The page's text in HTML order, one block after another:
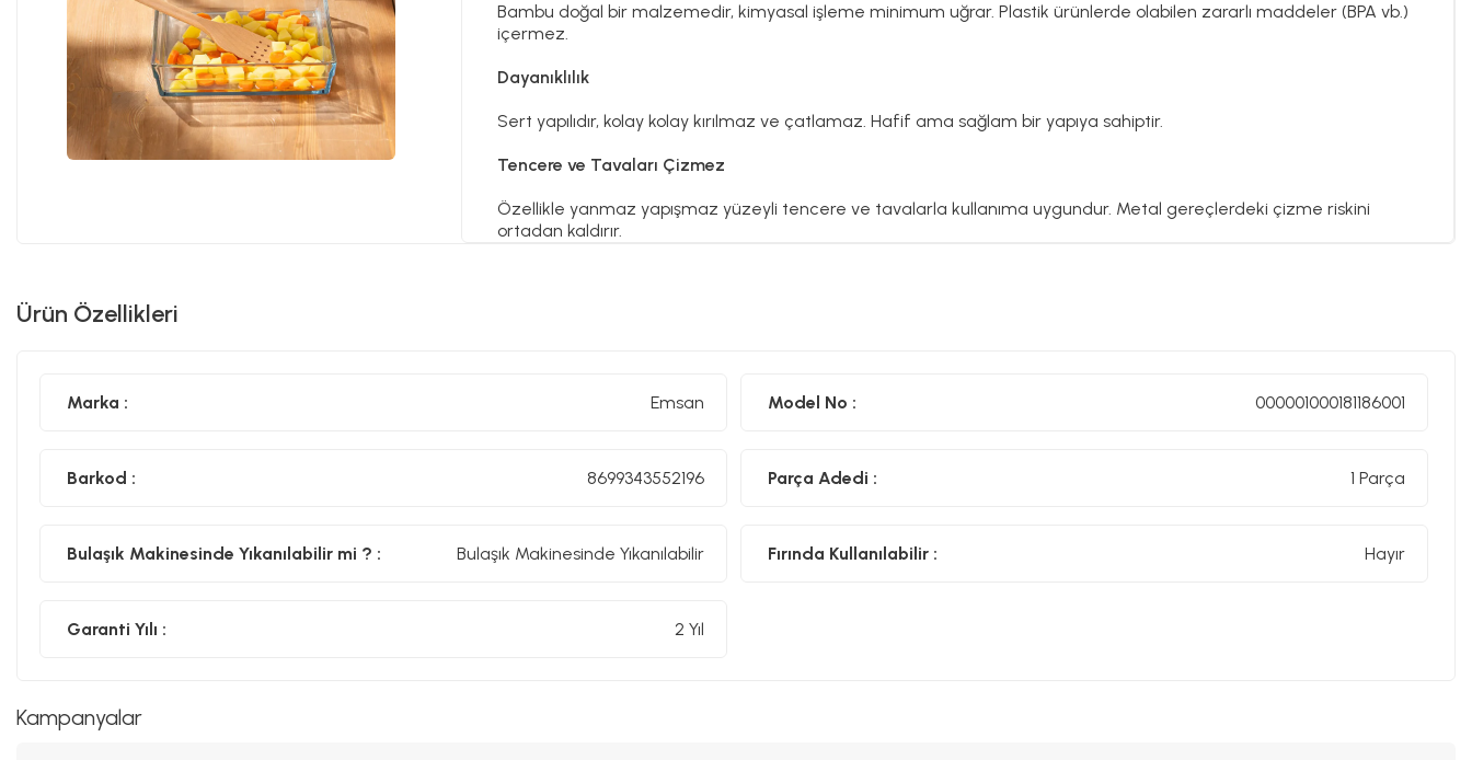
Bambu doğal bir malzemedir, kimyasal işleme minimum uğrar. Plastik ürünlerde olabilen zararlı maddeler (BPA vb.)
içermez.
Dayanıklılık
Sert yapılıdır, kolay kolay kırılmaz ve çatlamaz. Hafif ama sağlam bir yapıya sahiptir.
Tencere ve Tavaları Çizmez
Özellikle yanmaz yapışmaz yüzeyli tencere ve tavalarla kullanıma uygundur. Metal gereçlerdeki çizme riskini
ortadan kaldırır.
Doğal ahşap dokusu mutfakta dekoratif bir hava katar. Modern ve minimal mutfaklarda tercih edilen bir
Dikkat Edilmesi Gerekenler
Ürün Özellikleri
Marka : Emsan Model No : 000001000181186001
Barkod : 8699343552196 Parça Adedi : 1 Parça
Bulaşık Makinesinde Yıkanılabilir mi ? : Bulaşık Makinesinde Yıkanılabilir Fırında Kullanılabilir : Hayır
Garanti Yılı : 2 Yıl
Kampanyalar